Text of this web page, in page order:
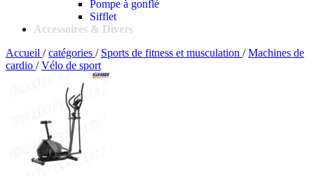
Pompe à gonflé
Sifflet
Accessoires & Divers
Accueil / catégories / Sports de fitness et musculation / Machines de
cardio / Vélo de sport